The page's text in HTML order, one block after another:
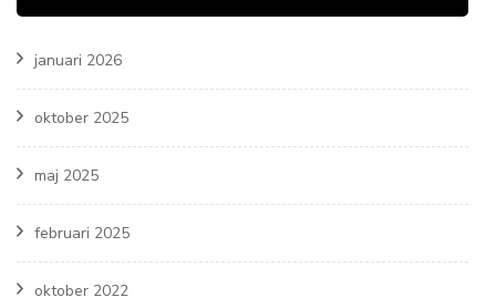
januari 2026
oktober 2025
maj 2025
februari 2025
oktober 2022